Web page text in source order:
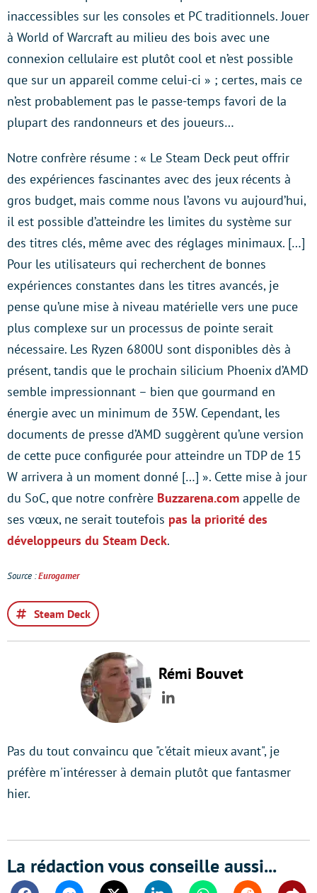
inaccessibles sur les consoles et PC traditionnels. Jouer
à World of Warcraft au milieu des bois avec une
connexion cellulaire est plutôt cool et n’est possible
que sur un appareil comme celui-ci » ; certes, mais ce
n’est probablement pas le passe-temps favori de la
plupart des randonneurs et des joueurs…
Notre confrère résume : « Le Steam Deck peut offrir
des expériences fascinantes avec des jeux récents à
gros budget, mais comme nous l’avons vu aujourd’hui,
il est possible d’atteindre les limites du système sur
des titres clés, même avec des réglages minimaux. […]
Pour les utilisateurs qui recherchent de bonnes
expériences constantes dans les titres avancés, je
pense qu’une mise à niveau matérielle vers une puce
plus complexe sur un processus de pointe serait
nécessaire. Les Ryzen 6800U sont disponibles dès à
présent, tandis que le prochain silicium Phoenix d’AMD
semble impressionnant – bien que gourmand en
énergie avec un minimum de 35W. Cependant, les
documents de presse d’AMD suggèrent qu’une version
de cette puce configurée pour atteindre un TDP de 15
W arrivera à un moment donné […] ». Cette mise à jour
du SoC, que notre confrère Buzzarena.com appelle de
ses vœux, ne serait toutefois pas la priorité des
développeurs du Steam Deck.
Source :Eurogamer
Steam Deck
Rémi Bouvet
LinkedIn
Pas du tout convaincu que "c'était mieux avant", je
préfère m'intéresser à demain plutôt que fantasmer
hier.
La rédaction vous conseille aussi...